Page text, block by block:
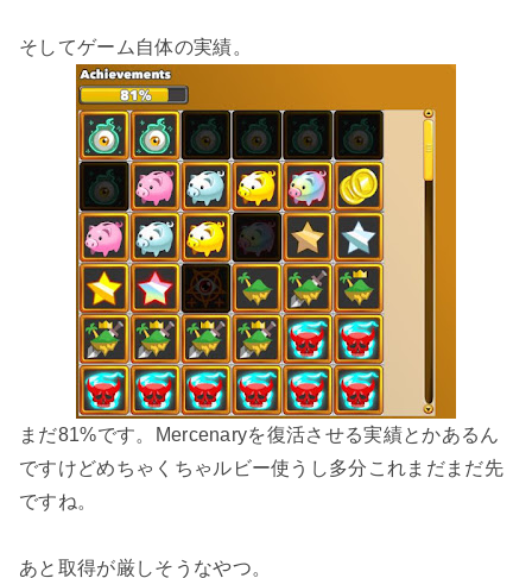
そしてゲーム自体の実績。
まだ81%です。Mercenaryを復活させる実績とかあるん
ですけどめちゃくちゃルビー使うし多分これまだまだ先
ですね。
あと取得が厳しそうなやつ。